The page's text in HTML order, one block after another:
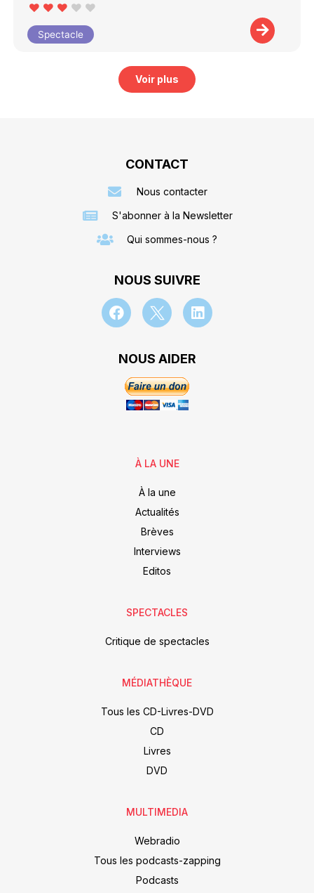
Spectacle
Voir plus
CONTACT
Nous contacter
S'abonner à la Newsletter
Qui sommes-nous ?
NOUS SUIVRE
NOUS AIDER
À LA UNE
À la une
Actualités
Brèves
Interviews
Editos
SPECTACLES
Critique de spectacles
MÉDIATHÈQUE
Tous les CD-Livres-DVD
CD
Livres
DVD
MULTIMEDIA
Webradio
Tous les podcasts-zapping
Podcasts